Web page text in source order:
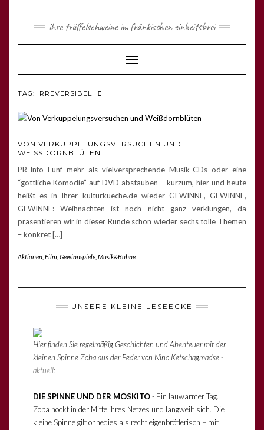
ihre trüffelschweine im fränkischen einheitsbrei
Toggle
Navigation
TAG: IRREVERSIBEL
VON VERKUPPELUNGSVERSUCHEN UND
WEISSDORNBLÜTEN
PR-Info Fünf mehr als vielversprechende Musik-CDs oder eine
“göttliche Komödie” auf DVD abstauben – kurzum, hier und heute
heißt es in Ihrer kulturkueche.de wieder GEWINNE, GEWINNE,
GEWINNE: Weihnachten ist noch nicht ganz verklungen, da
präsentieren wir in dieser Runde schon wieder sechs tolle Themen
– konkret […]
Aktionen Film Gewinnspiele Musik&Bühne
UNSERE KLEINE LESEECKE
Hier finden Sie regelmäßig Geschichten und Abenteuer mit der
kleinen Spinne Zoba aus der Feder von Nino Ketschagmadse-
aktuell:
DIE SPINNE UND DER MOSKITO- Ein lauwarmer Tag.
Zoba hockt in der Mitte ihres Netzes und langweilt sich. Die
kleine Spinne gilt ohnedies als recht eigenbrötlerisch – mit